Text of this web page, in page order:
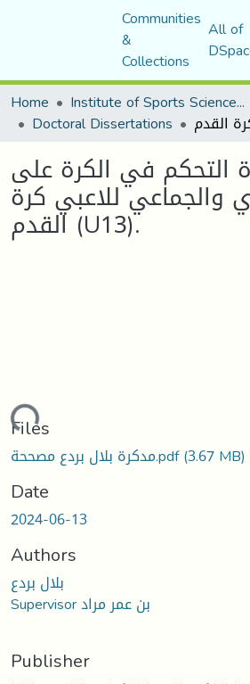
Communities
&
Collections
All of
Home
Institute of Sports Sciences and Techniques
Doctoral Dissertations
التحكم في الكرة على
والجماعي للاعبي كرة
القدم (U13).
Files
مدكرة بلال بردع مصححة.pdf(3.67 MB)
Date
2024-06-13
Authors
بلال بردع
Supervisor بن عمر مراد
Publisher